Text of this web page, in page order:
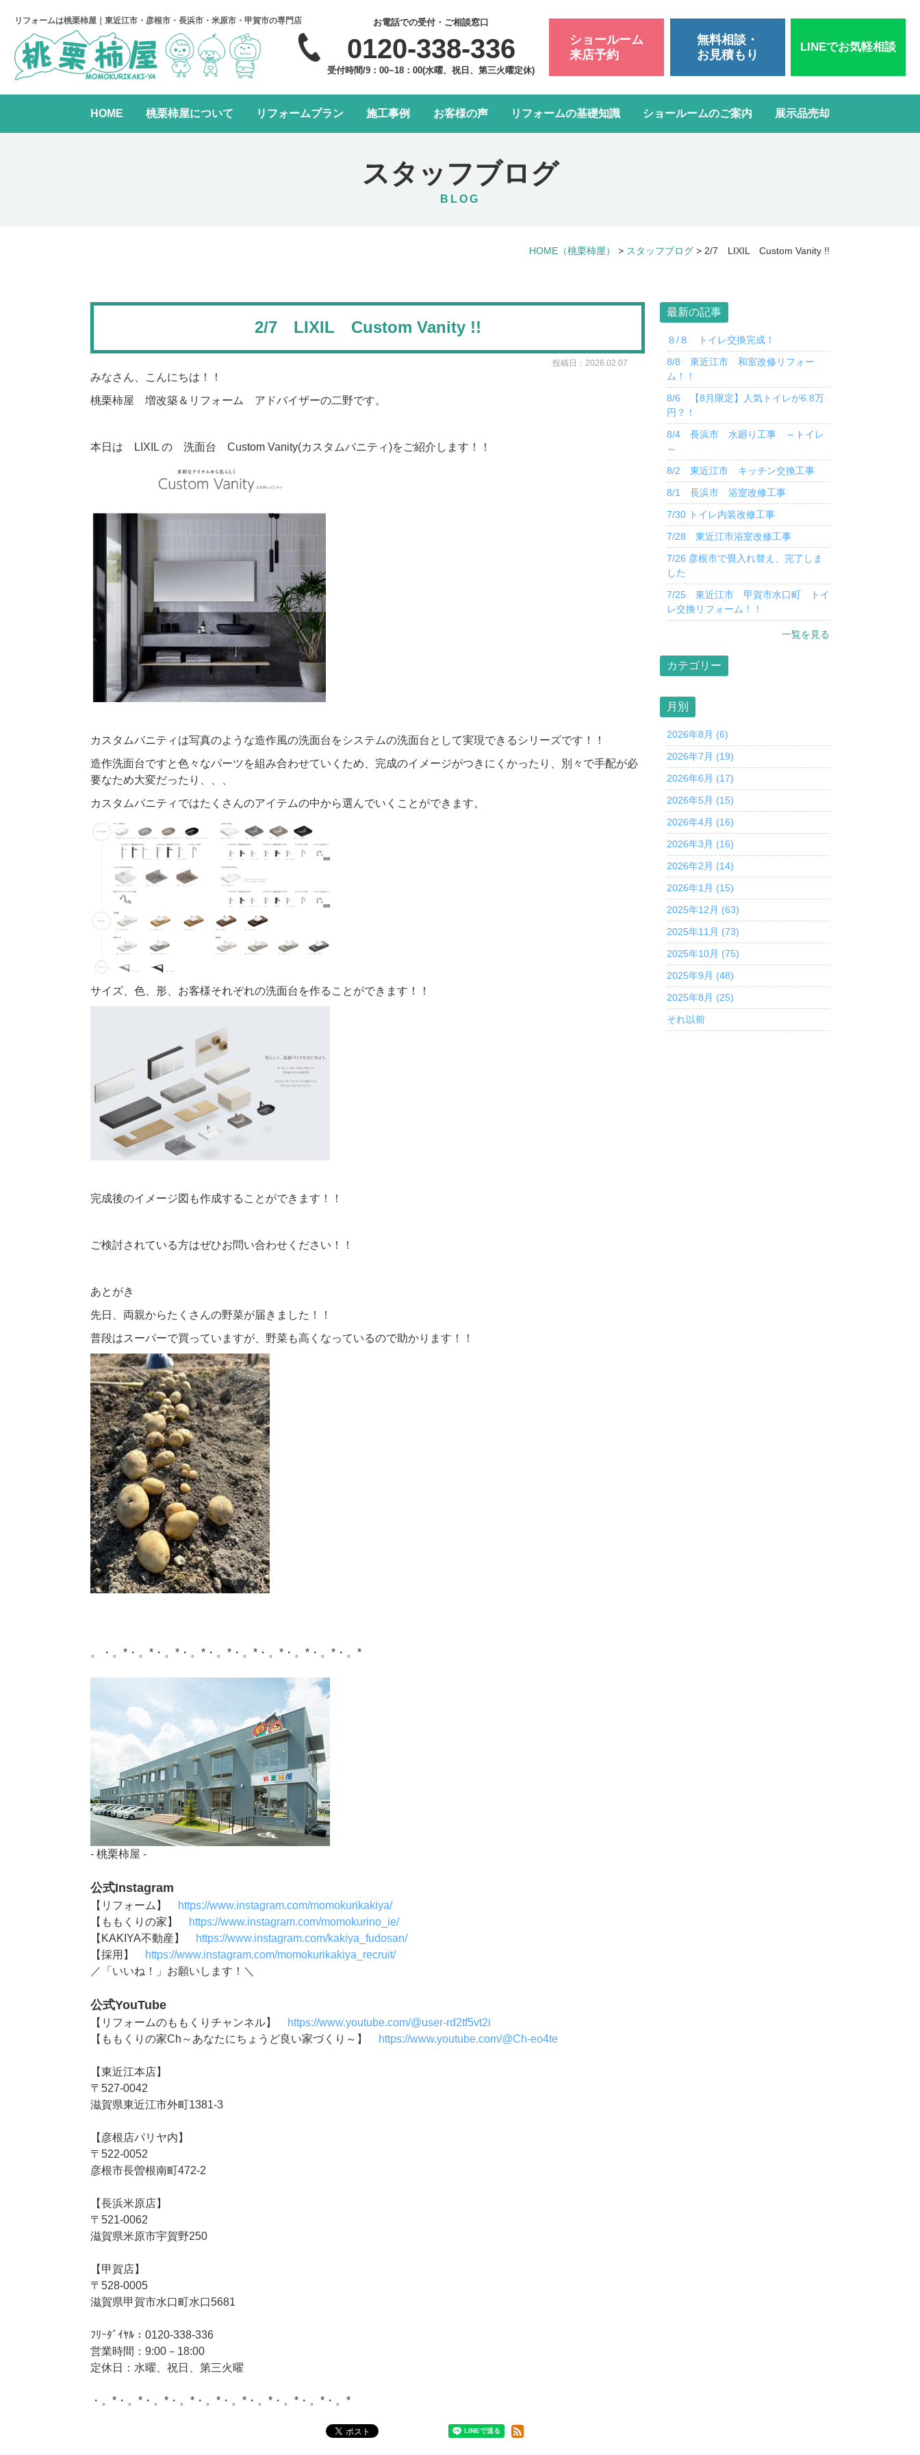
リフォームは桃栗柿屋｜東近江市・彦根市・長浜市・米原市・甲賀市の専門店 お電話での受付・ご相談窓口
0120-338-336
受付時間/9：00~18：00(水曜、祝日、第三火曜定休)
ショールーム
来店予約
無料相談・
お見積もり
LINEでお気軽相談
HOME 桃栗柿屋について リフォームプラン
水まわり4点パック LDK改装リフォーム
施工事例 お客様の声 リフォームの基礎知識 ショールームのご案内 展示品売却
スタッフブログ
BLOG
HOME （桃栗柿屋） > スタッフブログ > 2/7 LIXIL Custom Vanity !!
2/7 LIXIL Custom Vanity !!
投稿日：2026.02.07
みなさん、こんにちは！！
桃栗柿屋 増改築＆リフォーム アドバイザーの二野です。
本日は LIXIL の 洗面台 Custom Vanity(カスタムバニティ)をご紹介します！！
カスタムバニティは写真のような造作風の洗面台をシステムの洗面台として実現できるシリーズです！！
造作洗面台ですと色々なパーツを組み合わせていくため、完成のイメージがつきにくかったり、別々で手配が必
要なため大変だったり、、、
カスタムバニティではたくさんのアイテムの中から選んでいくことができます。
サイズ、色、形、お客様それぞれの洗面台を作ることができます！！
完成後のイメージ図も作成することができます！！
ご検討されている方はぜひお問い合わせください！！
あとがき
先日、両親からたくさんの野菜が届きました！！
普段はスーパーで買っていますが、野菜も高くなっているので助かります！！
。・。*・。*・。*・。*・。*・。*・。*・。*・。*・。*
- 桃栗柿屋 -
公式Instagram
【リフォーム】
https://www.instagram.com/momokurikakiya/
【ももくりの家】
https://www.instagram.com/momokurino_ie/
【KAKIYA不動産】
https://www.instagram.com/kakiya_fudosan/
【採用】
https://www.instagram.com/momokurikakiya_recruit/
／「いいね！」お願いします！＼
公式YouTube
【リフォームのももくりチャンネル】
https://www.youtube.com/@user-rd2tf5vt2i
【ももくりの家Ch～あなたにちょうど良い家づくり～】
https://www.youtube.com/@Ch-eo4te
【東近江本店】
〒527-0042
滋賀県東近江市外町1381-3
【彦根店パリヤ内】
〒522-0052
彦根市長曽根南町472-2
【長浜米原店】
〒521-0062
滋賀県米原市宇賀野250
【甲賀店】
〒528-0005
滋賀県甲賀市水口町水口5681
ﾌﾘｰﾀﾞｲﾔﾙ：0120-338-336
営業時間：9:00－18:00
定休日：水曜、祝日、第三火曜
・。*・。*・。*・。*・。*・。*・。*・。*・。*・。*
最新の記事
８/８ トイレ交換完成！
8/8 東近江市 和室改修リフォー
ム！！
8/6 【8月限定】人気トイレが6.8万
円？！
8/4 長浜市 水廻り工事 ～トイレ
～
8/2 東近江市 キッチン交換工事
8/1 長浜市 浴室改修工事
7/30 トイレ内装改修工事
7/28 東近江市浴室改修工事
7/26 彦根市で畳入れ替え、完了しま
した
7/25 東近江市 甲賀市水口町 トイ
レ交換リフォーム！！
一覧を見る
カテゴリー
月別
2026年8月 (6)
2026年7月 (19)
2026年6月 (17)
2026年5月 (15)
2026年4月 (16)
2026年3月 (16)
2026年2月 (14)
2026年1月 (15)
2025年12月 (63)
2025年11月 (73)
2025年10月 (75)
2025年9月 (48)
2025年8月 (25)
それ以前